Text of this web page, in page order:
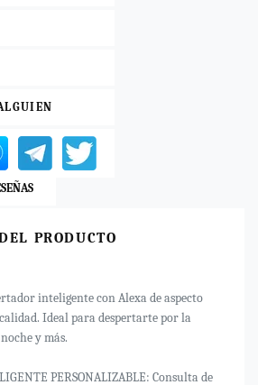
PRODUCTO
inteligente con Alexa de aspecto
Ideal para despertarte por la
y más.
PERSONALIZABLE: Consulta de